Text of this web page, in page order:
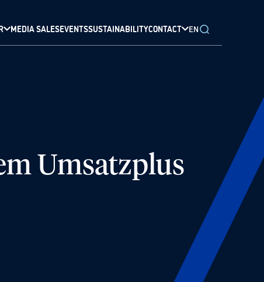
MEDIA SALESEVENTSSUSTAINABILITYCONTACT EN
Umsatzplus